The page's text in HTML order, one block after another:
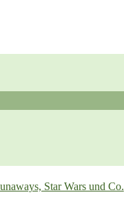
Star Wars und Co.